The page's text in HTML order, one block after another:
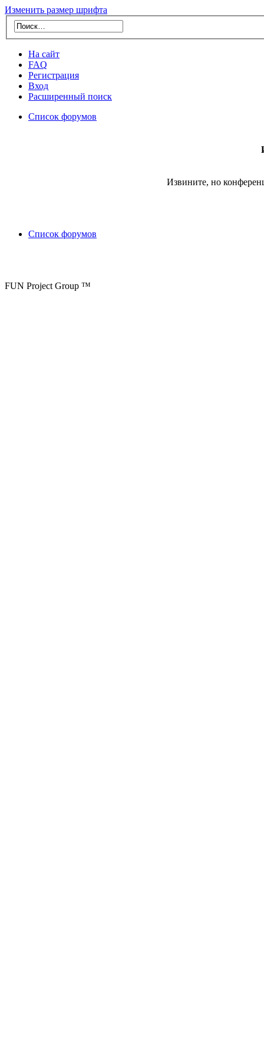
Изменить размер шрифта
На сайт
FAQ
Регистрация
Вход
Расширенный поиск
Список форумов
Извините, но
Список форумов
FUN Project Group ™